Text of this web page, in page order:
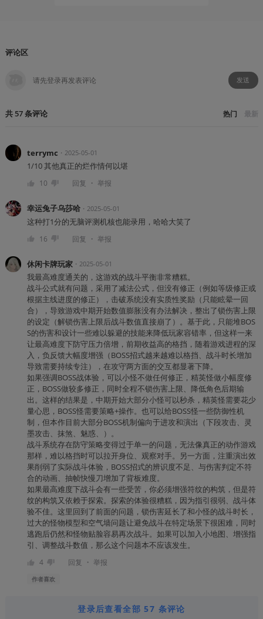
评论区
发送
共 57条评论 热门 最新
terrymc ・ 2025-05-01
1/10 其他真正的烂作情何以堪
10 回复 ・ 举报
幸运兔子乌莎哈・ 2025-05-01
这种打1分的无脑评测机核也能录用，哈哈大笑了
16 回复 ・ 举报
休闲卡牌玩家・ 2025-05-01
我最高难度通关的，这游戏的战斗平衡非常糟糕。
战斗公式就有问题，采用了减法公式，但没有修正（例如等级修正或
根据主线进度的修正），击破系统没有实质性奖励（只能眩晕一回
合），导致游戏中期开始数值膨胀没有办法解决，整出了锁伤害上限
的设定（解锁伤害上限后战斗数值直接崩了）。基于此，只能堆BOS
S的伤害和设计一些难以躲避的技能来降低玩家容错率，但这样一来
让最高难度下防守压力倍增，前期收益高的格挡，随着游戏进程的深
入，负反馈大幅度增强（BOSS招式越来越难以格挡、战斗时长增加
导致需要持续专注），在攻守两方面的交互都显著下降。
如果强调BOSS战体验，可以小怪不做任何修正，精英怪做小幅度修
正，BOSS做较多修正，同时全程不锁伤害上限、降低角色后期输
出。这样的结果是，中期开始大部分小怪可以秒杀，精英怪需要花少
量心思，BOSS怪需要策略+操作。也可以给BOSS怪一些防御性机
制，但本作目前大部分BOSS机制偏向于进攻和演出（下段攻击、灵
墨攻击、抹煞、魅惑、）。
战斗系统存在防守策略变得过于单一的问题，无法像真正的动作游戏
那样，难以格挡时可以拉开身位、观察对手。另一方面，注重演出效
果削弱了实际战斗体验，BOSS招式的辨识度不足、与伤害判定不符
合的动画、抽帧快慢刀增加了背板难度。
如果最高难度下战斗会有一些受苦，你必须增强符纹的构筑，但是符
纹的构筑又依赖于探索。探索的体验很糟糕，因为指引很弱、战斗体
验不佳。这里回到了前面的问题，锁伤害延长了和小怪的战斗时长，
过大的怪物模型和空气墙问题让避免战斗在特定场景下很困难，同时
逃跑后仍然和怪物贴脸容易再次战斗。如果可以加入小地图、增强指
引、调整战斗数值，那么这个问题本不应该发生。
4 回复 ・ 举报
作者喜欢
登录后查看全部 57 条评论